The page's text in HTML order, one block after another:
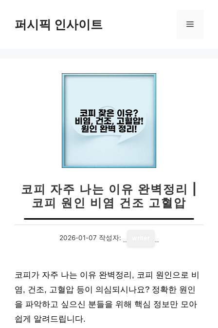
퍼시픽 인사이트 메
코피 자주 나는 이유 완벽정리 |
코피 원인 비염 건조 고혈압
2026-01-07 작성자:
코피가 자주 나는 이유 완벽정리, 코피 원인으로 비
염, 건조, 고혈압 등이 의심되시나요? 정확한 원인
을 파악하고 싶으신 분들을 위해 핵심 정보만 모아
쉽게 알려드립니다.